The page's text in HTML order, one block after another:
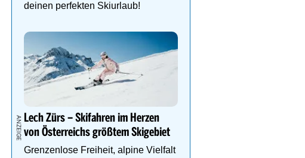
deinen perfekten Skiurlaub!
Lech Zürs – Skifahren im Herzen
von Österreichs größtem Skigebiet
Grenzenlose Freiheit, alpine Vielfalt